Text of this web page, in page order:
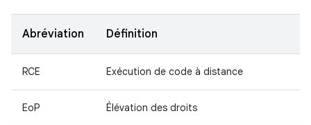
Abréviation Définition
RCE Exécution de code à distance
EoP Élévation des droits